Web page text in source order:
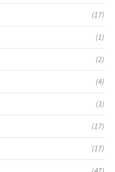
(17)
(1)
(2)
(4)
(3)
(17)
(17)